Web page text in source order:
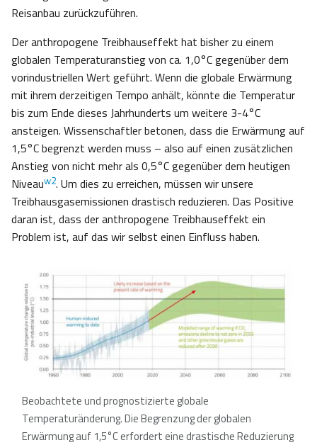
Reisanbau zurückzuführen.
Der anthropogene Treibhauseffekt hat bisher zu einem
globalen Temperaturanstieg von ca. 1,0°C gegenüber dem
vorindustriellen Wert geführt. Wenn die globale Erwärmung
mit ihrem derzeitigen Tempo anhält, könnte die Temperatur
bis zum Ende dieses Jahrhunderts um weitere 3-4°C
ansteigen. Wissenschaftler betonen, dass die Erwärmung auf
1,5°C begrenzt werden muss – also auf einen zusätzlichen
Anstieg von nicht mehr als 0,5°C gegenüber dem heutigen
Niveauw2. Um dies zu erreichen, müssen wir unsere
Treibhausgasemissionen drastisch reduzieren. Das Positive
daran ist, dass der anthropogene Treibhauseffekt ein
Problem ist, auf das wir selbst einen Einfluss haben.
Beobachtete und prognostizierte globale
Temperaturänderung. Die Begrenzung der globalen
Erwärmung auf 1,5°C erfordert eine drastische Reduzierung